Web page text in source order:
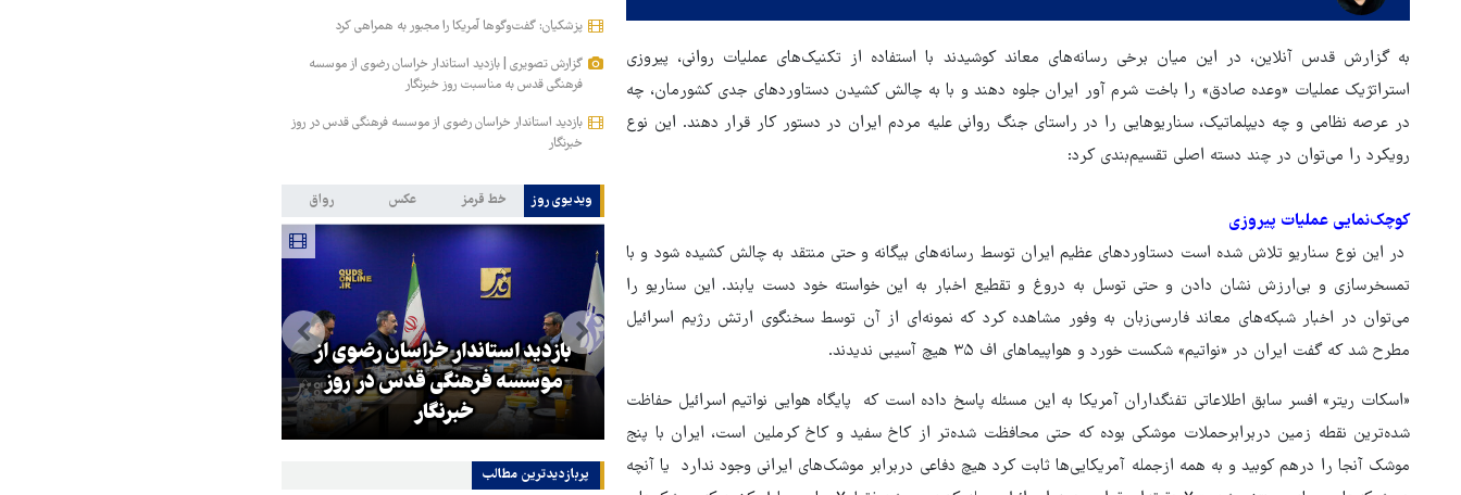
به گزارش قدس آنلاین، در این میان برخی رسانه‌های معاند کوشیدند با استفاده از تکنیک‌های عملیات روانی، پیروزی
استراتژیک عملیات «وعده صادق» را باخت شرم آور ایران جلوه دهند و با به چالش کشیدن دستاوردهای جدی کشورمان، چه
در عرصه نظامی و چه دیپلماتیک، سناریوهایی را در راستای جنگ روانی علیه مردم ایران در دستور کار قرار دهند. این نوع
رویکرد را می‌توان در چند دسته اصلی تقسیم‌بندی کرد:
کوچک‌نمایی عملیات پیروزی
در این نوع سناریو تلاش شده است دستاوردهای عظیم ایران توسط رسانه‌های بیگانه و حتی منتقد به چالش کشیده شود و با
تمسخرسازی و بی‌ارزش نشان دادن و حتی توسل به دروغ و تقطیع اخبار به این خواسته خود دست یابند. این سناریو را
می‌توان در اخبار شبکه‌های معاند فارسی‌زبان به وفور مشاهده کرد که نمونه‌ای از آن توسط سخنگوی ارتش رژیم اسرائیل
مطرح شد که گفت ایران در «نواتیم» شکست خورد و هواپیماهای اف ۳۵ هیچ آسیبی ندیدند.
«اسکات ریتر» افسر سابق اطلاعاتی تفنگداران آمریکا به این مسئله پاسخ داده است که پایگاه هوایی نواتیم اسرائیل حفاظت
شده‌ترین نقطه زمین دربرابرحملات موشکی بوده که حتی محافظت شده‌تر از کاخ سفید و کاخ کرملین است، ایران با پنج
موشک آنجا را درهم کوبید و به همه ازجمله آمریکایی‌ها ثابت کرد هیچ دفاعی دربرابر موشک‌های ایرانی وجود ندارد یا آنچه
پزشکیان: گفت‌وگوها آمریکا را مجبور به همراهی کرد
گزارش تصویری | بازدید استاندار خراسان رضوی از موسسه
فرهنگی قدس به مناسبت روز خبرنگار
بازدید استاندار خراسان رضوی از موسسه فرهنگی قدس در روز
خبرنگار
ویدیوی روز خط قرمز عکس رواق
بازگشایی تنگه هرمز منوط به
است
مجبور به همراهی کرد
بازدید استاندار خراسان رضوی از
موسسه فرهنگی قدس در روز
خبرنگار
پربازدیدترین‌ مطالب